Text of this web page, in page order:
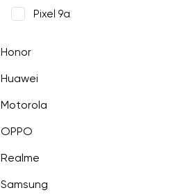
Pixel 9a
Honor
Huawei
Motorola
OPPO
Realme
Samsung